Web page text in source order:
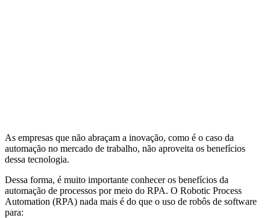
As empresas que não abraçam a inovação, como é o caso da
automação no mercado de trabalho, não aproveita os benefícios
dessa tecnologia.
Dessa forma, é muito importante conhecer os benefícios da
automação de processos por meio do RPA. O Robotic Process
Automation (RPA) nada mais é do que o uso de robôs de software
para: